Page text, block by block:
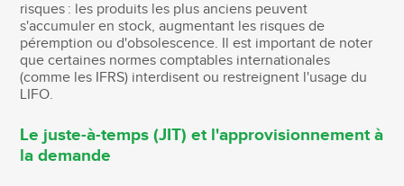
risques : les produits les plus anciens peuvent
s'accumuler en stock, augmentant les risques de
péremption ou d'obsolescence. Il est important de noter
que certaines normes comptables internationales
(comme les IFRS) interdisent ou restreignent l'usage du
LIFO.
Le juste-à-temps (JIT) et l'approvisionnement à
la demande